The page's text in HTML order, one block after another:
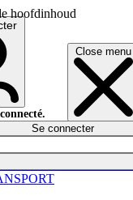
hoofdinhoud
Close menu
Se connecter